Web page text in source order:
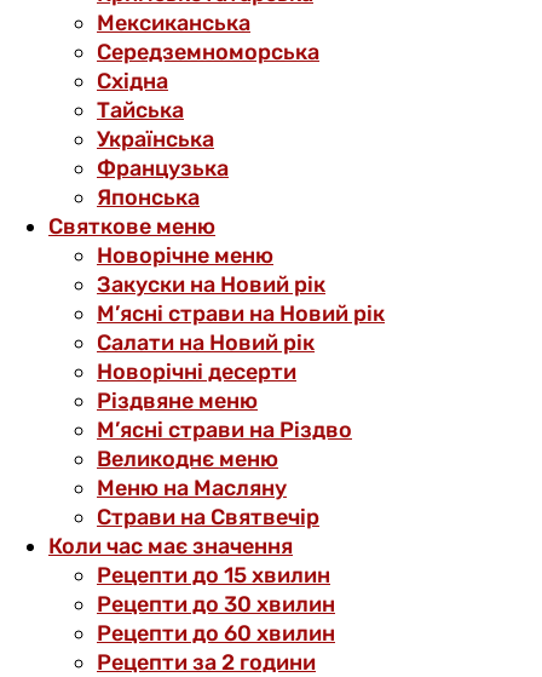
Мексиканська
Середземноморська
Східна
Тайська
Українська
Французька
Японська
Святкове меню
Новорічне меню
Закуски на Новий рік
М’ясні страви на Новий рік
Салати на Новий рік
Новорічні десерти
Різдвяне меню
М’ясні страви на Різдво
Великоднє меню
Меню на Масляну
Страви на Святвечір
Коли час має значення
Рецепти до 15 хвилин
Рецепти до 30 хвилин
Рецепти до 60 хвилин
Рецепти за 2 години